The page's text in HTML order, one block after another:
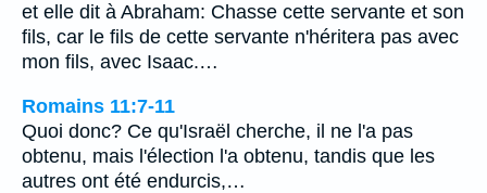
et elle dit à Abraham: Chasse cette servante et son
fils, car le fils de cette servante n'héritera pas avec
mon fils, avec Isaac.…
Romains 11:7-11
Quoi donc? Ce qu'Israël cherche, il ne l'a pas
obtenu, mais l'élection l'a obtenu, tandis que les
autres ont été endurcis,…